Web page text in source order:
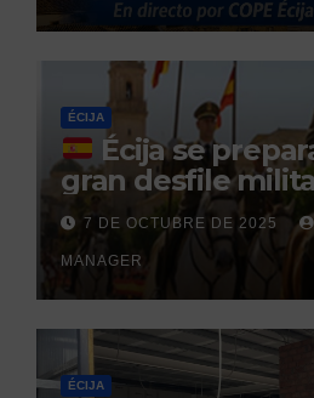
tras no regresar
durante un
penitenciario
ÉCIJA
Écija se
gran desfile
la Hispanidad
el Centro Militar
Caballar
7 DE OCTUBRE DE 2025
MANAGER
ÉCIJA